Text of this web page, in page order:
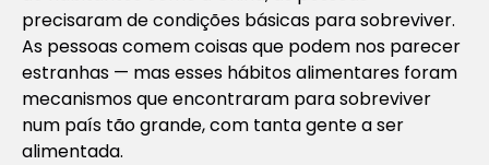
precisaram de condições básicas para sobreviver.
As pessoas comem coisas que podem nos parecer
estranhas — mas esses hábitos alimentares foram
mecanismos que encontraram para sobreviver
num país tão grande, com tanta gente a ser
alimentada.